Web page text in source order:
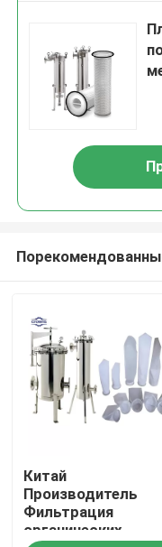
Дом
Продукты
Видео
Китай
Производитель
Фильтрация
органических